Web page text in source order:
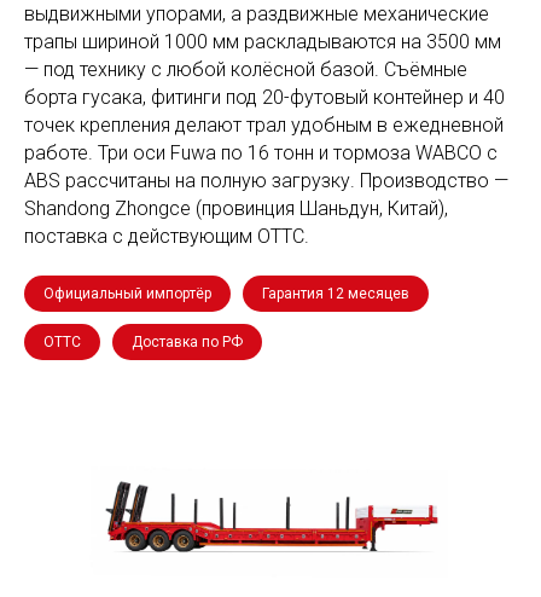
выдвижными упорами, а раздвижные механические
трапы шириной 1000 мм раскладываются на 3500 мм
— под технику с любой колёсной базой. Съёмные
борта гусака, фитинги под 20-футовый контейнер и 40
точек крепления делают трал удобным в ежедневной
работе. Три оси Fuwa по 16 тонн и тормоза WABCO с
ABS рассчитаны на полную загрузку. Производство —
Shandong Zhongce (провинция Шаньдун, Китай),
поставка с действующим ОТТС.
Официальный импортёр Гарантия 12 месяцев
ОТТС Доставка по РФ